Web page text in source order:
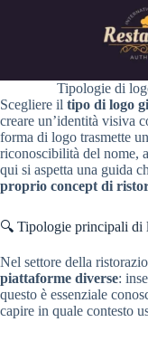
Tipologie di
Scegliere il tipo di logo
creare un’identità visiva
forma di logo trasmette
riconoscibilità del nome,
qui si aspetta una guida
proprio concept di
🔍 Tipologie principali di
Nel settore della
piattaforme diverse:
questo è essenziale
capire in quale contesto